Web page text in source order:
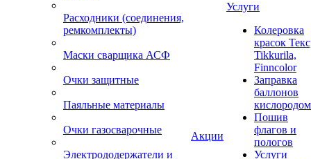
Расходники (соединения,
ремкомплекты)
Маски сварщика АСФ
Очки защитные
Паяльные материалы
Очки газосварочные
Электрододержатели и
Акции
Услуги
Колеровка
красок
Tikkurila,
Finncolor
Заправка
баллонов
кислородом
Пошив
флагов и
пологов
Услуги